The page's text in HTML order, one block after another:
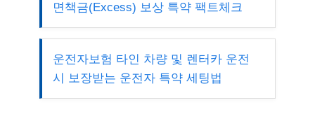
면책금(Excess) 보상 특약 팩트체크
운전자보험 타인 차량 및 렌터카 운전
시 보장받는 운전자 특약 세팅법